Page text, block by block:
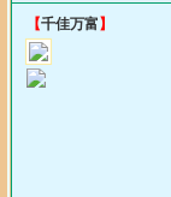
【千佳万富 】